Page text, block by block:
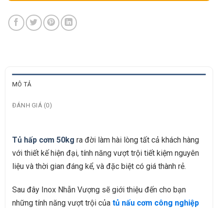
MÔ TẢ
ĐÁNH GIÁ (0)
Tủ hấp cơm 50kg ra đời làm hài lòng tất cả khách hàng
với thiết kế hiện đại, tính năng vượt trội tiết kiệm nguyên
liệu và thời gian đáng kể, và đặc biệt có giá thành rẻ.
Sau đây Inox Nhẫn Vượng sẽ giới thiệu đến cho bạn
những tính năng vượt trội của tủ nấu cơm công nghiệp